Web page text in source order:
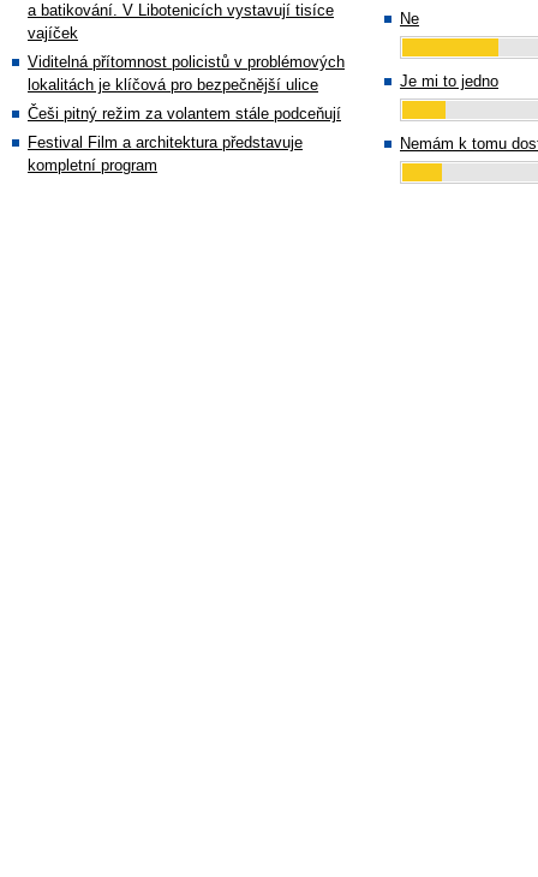
a batikování. V Libotenicích vystavují tisíce
vajíček
Viditelná přítomnost policistů v problémových
lokalitách je klíčová pro bezpečnější ulice
Češi pitný režim za volantem stále podceňují
Festival Film a architektura představuje
kompletní program
Ne
Je mi to jedno
Nemám k tomu